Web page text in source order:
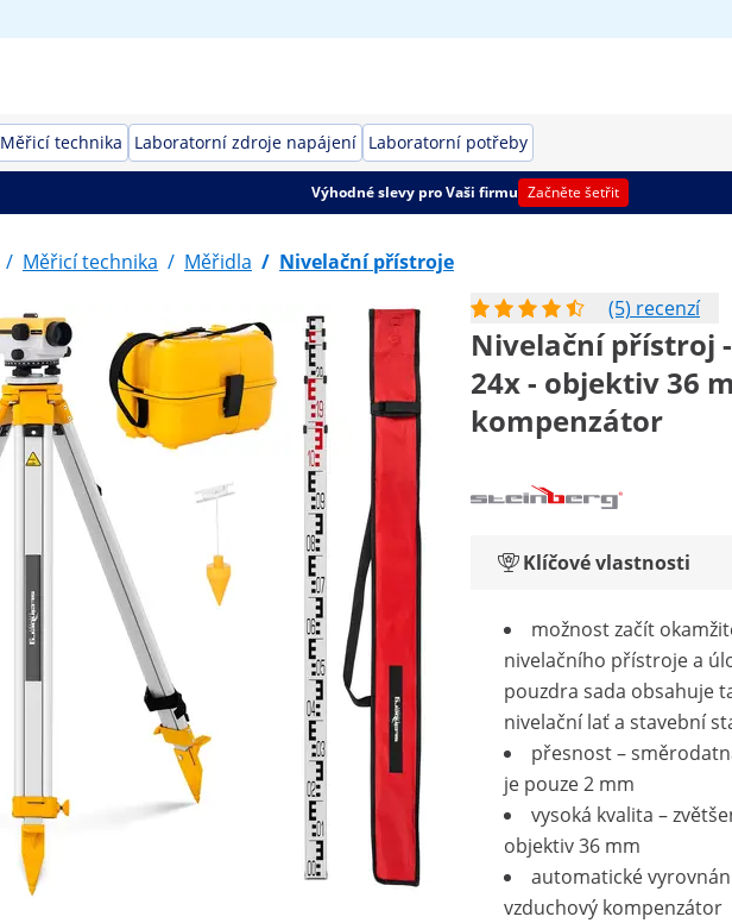
Měřicí technika Laboratorní zdroje napájení Laboratorní potřeby
Výhodné slevy pro Vaši firmu Začněte šetřit
/ Měřicí technika / Měřidla / Nivelační přístroje
(5) recenzí
Nivelační přístroj
24x - objektiv 36
kompenzátor
Klíčové vlastnosti
možnost začít
nivelačního přístroje a
pouzdra sada obsahuje
nivelační lať a stavební
přesnost –
je pouze 2 mm
vysoká kvalita –
objektiv 36 mm
automatické
vzduchový kompenzátor